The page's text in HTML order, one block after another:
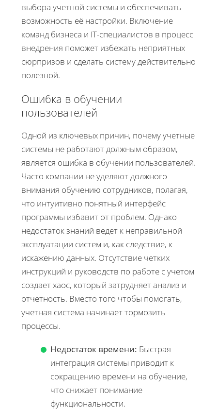
выбора учетной системы и обеспечивать
возможность её настройки. Включение
команд бизнеса и IT-специалистов в процесс
внедрения поможет избежать неприятных
сюрпризов и сделать систему действительно
полезной.
Ошибка в обучении
пользователей
Одной из ключевых причин, почему учетные
системы не работают должным образом,
является ошибка в обучении пользователей.
Часто компании не уделяют должного
внимания обучению сотрудников, полагая,
что интуитивно понятный интерфейс
программы избавит от проблем. Однако
недостаток знаний ведет к неправильной
эксплуатации систем и, как следствие, к
искажению данных. Отсутствие четких
инструкций и руководств по работе с учетом
создает хаос, который затрудняет анализ и
отчетность. Вместо того чтобы помогать,
учетная система начинает тормозить
процессы.
Недостаток времени: Быстрая
интеграция системы приводит к
сокращению времени на обучение,
что снижает понимание
функциональности.